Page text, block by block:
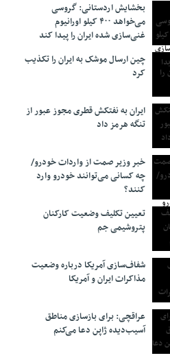
بخشایش اردستانی: گروسی
می‌خواهد ۴۰۰ کیلو اورانیوم
غنی‌سازی شده ایران را پیدا کند
چین ارسال موشک به ایران را تکذیب
کرد
ایران به نفتکش قطری مجوز عبور از
تنگه هرمز داد
خبر وزیر صمت از واردات خودرو/
چه کسانی می‌توانند خودرو وارد
کنند؟
تعیین تکلیف وضعیت کارکنان
پتروشیمی جم
شفاف‌سازی آمریکا درباره وضعیت
مذاکرات ایران و آمریکا
عراقچی: برای بازسازی مناطق
آسیب‌دیده ژاپن دعا می‌کنم